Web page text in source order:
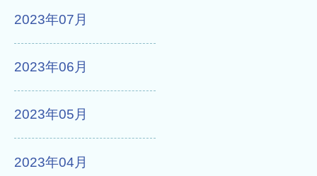
2023年07月
2023年06月
2023年05月
2023年04月